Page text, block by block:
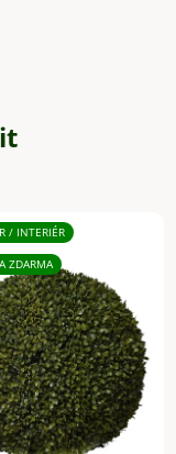
/ INTERIÉR
ZDARMA